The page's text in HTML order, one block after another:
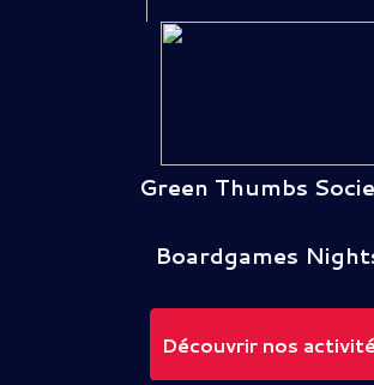
Green Thumbs
Boardgames
Découvrir nos